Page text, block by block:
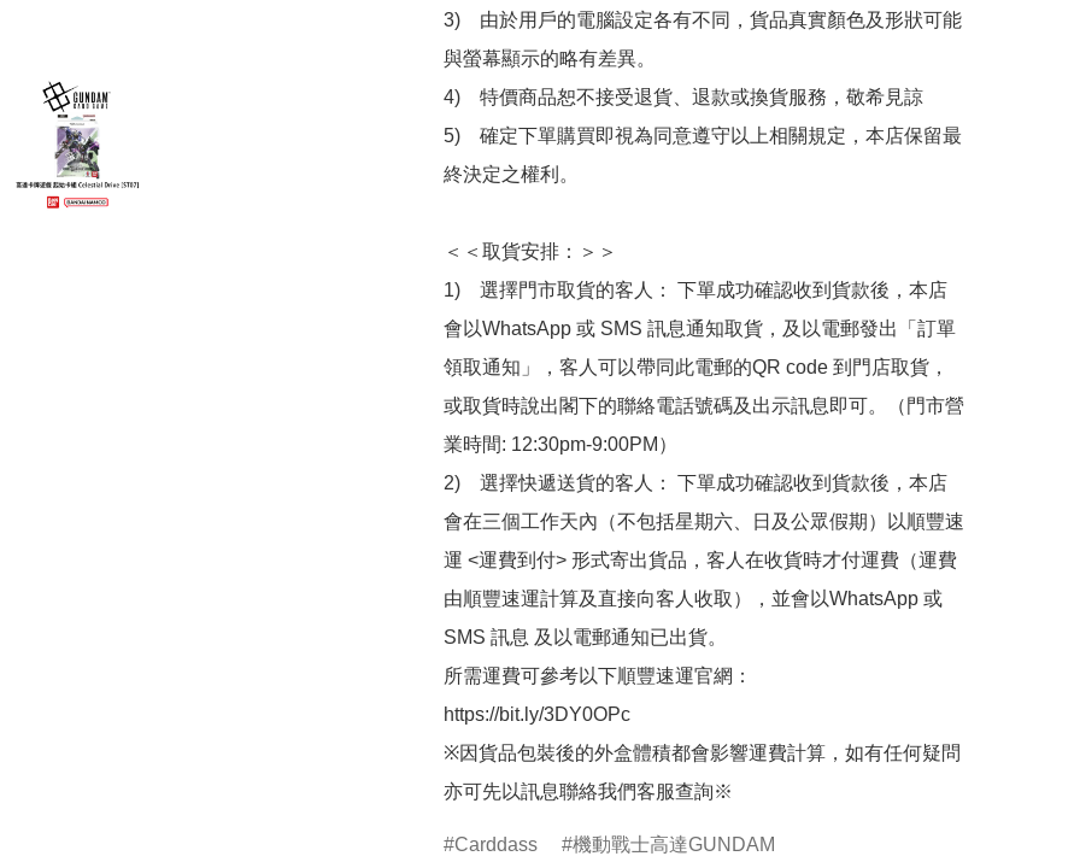
3)　由於用戶的電腦設定各有不同，貨品真實顏色及形狀可能
與螢幕顯示的略有差異。
4)　特價商品恕不接受退貨、退款或換貨服務，敬希見諒
5)　確定下單購買即視為同意遵守以上相關規定，本店保留最
終決定之權利。
＜＜取貨安排：＞＞
1)　選擇門市取貨的客人： 下單成功確認收到貨款後，本店
會以WhatsApp 或 SMS 訊息通知取貨，及以電郵發出「訂單
領取通知」，客人可以帶同此電郵的QR code 到門店取貨，
或取貨時說出閣下的聯絡電話號碼及出示訊息即可。（門市營
業時間: 12:30pm-9:00PM）
2)　選擇快遞送貨的客人： 下單成功確認收到貨款後，本店
會在三個工作天內（不包括星期六、日及公眾假期）以順豐速
運 <運費到付> 形式寄出貨品，客人在收貨時才付運費（運費
由順豐速運計算及直接向客人收取），並會以WhatsApp 或
SMS 訊息 及以電郵通知已出貨。
所需運費可參考以下順豐速運官網：
https://bit.ly/3DY0OPc
※因貨品包裝後的外盒體積都會影響運費計算，如有任何疑問
亦可先以訊息聯絡我們客服查詢※
Carddass
機動戰士高達GUNDAM